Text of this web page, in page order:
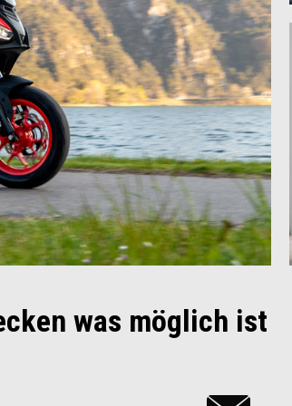
was möglich ist